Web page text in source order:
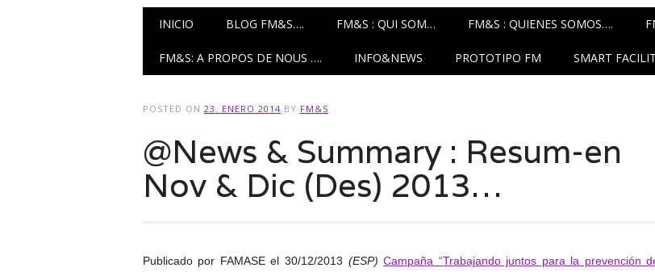
Main menu
INICIO BLOG FM&S…. FM&S : QUI SOM… FM&S : QUIENES SOMOS….
FM&S: A PROPOS DE NOUS …. INFO&NEWS PROTOTIPO FM SMART
POSTED ON 23. ENERO 2014 BY FM&S
@News & Summary : Resum-en
Nov & Dic (Des) 2013…
Publicado por FAMASE el 30/12/2013 (ESP)Campaña “Trabajando juntos para la prevención